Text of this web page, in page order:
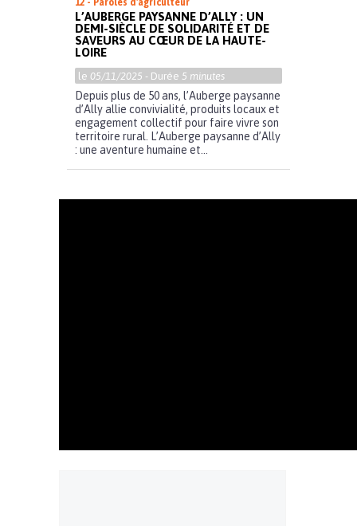
12 - Paroles d'agriculteur
L’AUBERGE PAYSANNE D’ALLY : UN
DEMI-SIÈCLE DE SOLIDARITÉ ET DE
SAVEURS AU CŒUR DE LA HAUTE-
LOIRE
le 05/11/2025 - Durée 5 minutes
Depuis plus de 50 ans, l’Auberge paysanne
d’Ally allie convivialité, produits locaux et
engagement collectif pour faire vivre son
territoire rural. L’Auberge paysanne d’Ally
: une aventure humaine et...